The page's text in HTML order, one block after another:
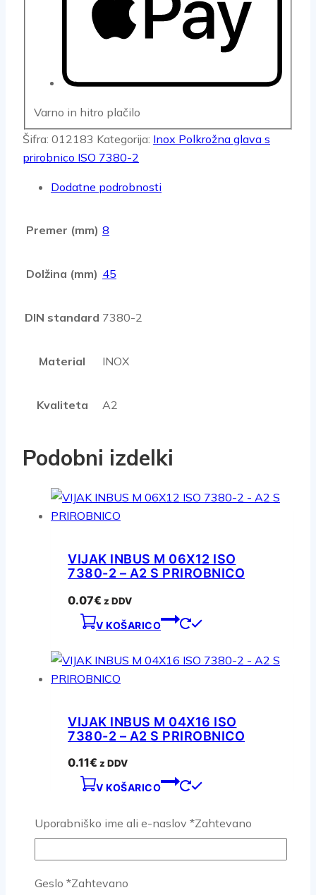
Varno in hitro plačilo
Šifra: 012183 Kategorija: Inox Polkrožna glava s
prirobnico ISO 7380-2
Dodatne podrobnosti
Premer (mm) 8
Dolžina (mm) 45
DIN standard 7380-2
Material INOX
Kvaliteta A2
Podobni izdelki
VIJAK INBUS M 06X12 ISO
7380-2 – A2 S PRIROBNICO
0.07€ z DDV
V KOŠARICO
VIJAK INBUS M 04X16 ISO
7380-2 – A2 S PRIROBNICO
0.11€ z DDV
V KOŠARICO
VIJAK INBUS M 05X12 ISO
Uporabniško ime ali e-naslov *Zahtevano
Geslo *Zahtevano